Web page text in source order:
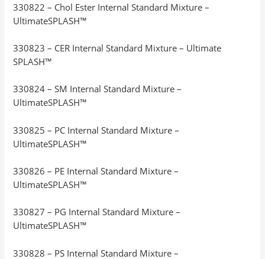
330822 – Chol Ester Internal Standard Mixture –
UltimateSPLASH™
330823 – CER Internal Standard Mixture – Ultimate
SPLASH™
330824 – SM Internal Standard Mixture –
UltimateSPLASH™
330825 – PC Internal Standard Mixture –
UltimateSPLASH™
330826 – PE Internal Standard Mixture –
UltimateSPLASH™
330827 – PG Internal Standard Mixture –
UltimateSPLASH™
330828 – PS Internal Standard Mixture –